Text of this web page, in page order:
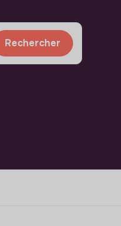
Rechercher